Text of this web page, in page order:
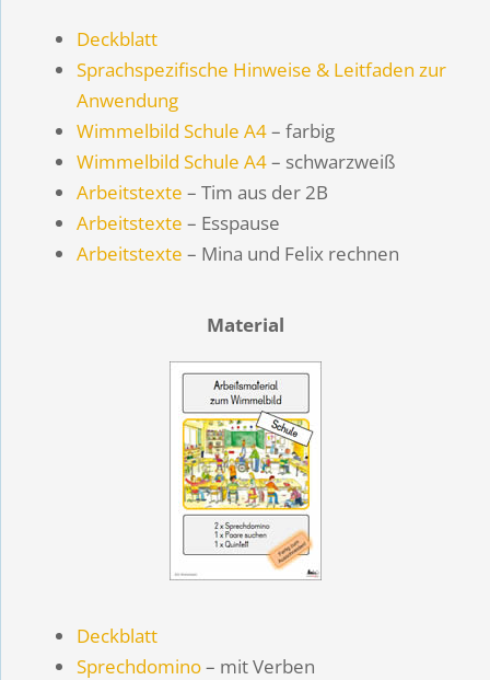
Deckblatt
Sprachspezifische Hinweise & Leitfaden zur
Anwendung
Wimmelbild Schule A4– farbig
Wimmelbild Schule A4– schwarzweiß
Arbeitstexte – Tim aus der 2B
Arbeitstexte – Esspause
Arbeitstexte – Mina und Felix rechnen
Material
Deckblatt
Sprechdomino– mit Verben